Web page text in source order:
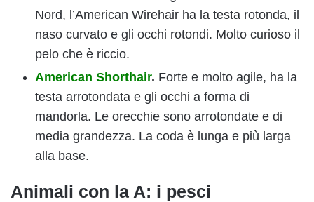
Nord, l’American Wirehair ha la testa rotonda, il
naso curvato e gli occhi rotondi. Molto curioso il
pelo che è riccio.
American Shorthair. Forte e molto agile, ha la
testa arrotondata e gli occhi a forma di
mandorla. Le orecchie sono arrotondate e di
media grandezza. La coda è lunga e più larga
alla base.
Animali con la A: i pesci